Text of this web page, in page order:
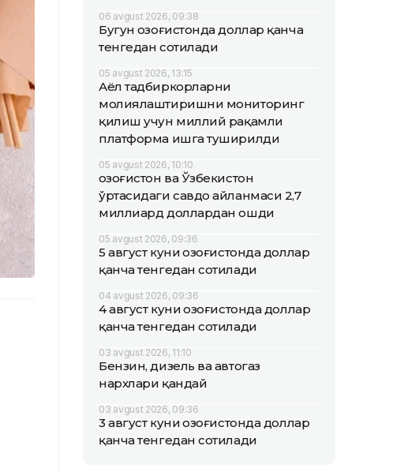
06 avgust 2026, 09:38
Бугун Қозоғистонда доллар қанча
тенгедан сотилади
05 avgust 2026, 13:15
Аёл тадбиркорларни
молиялаштиришни мониторинг
қилиш учун миллий рақамли
платформа ишга туширилди
05 avgust 2026, 10:10
Қозоғистон ва Ўзбекистон
ўртасидаги савдо айланмаси 2,7
миллиард доллардан ошди
05 avgust 2026, 09:36
5 август куни Қозоғистонда доллар
қанча тенгедан сотилади
04 avgust 2026, 09:36
4 август куни Қозоғистонда доллар
қанча тенгедан сотилади
03 avgust 2026, 11:10
Бензин, дизель ва автогаз
нархлари қандай
03 avgust 2026, 09:36
3 август куни Қозоғистонда доллар
қанча тенгедан сотилади